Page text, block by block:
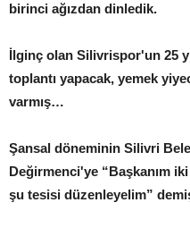
birinci ağızdan dinledik.
İlginç olan Silivrispor'un 25
toplantı yapacak, yemek
varmış…
Şansal döneminin Silivri
Değirmenci'ye “Başkanım
şu tesisi düzenleyelim”